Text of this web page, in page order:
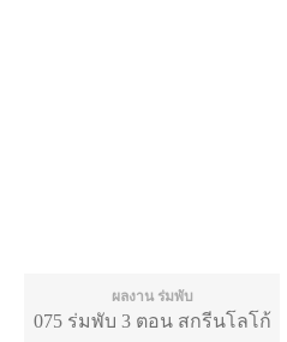
ผลงาน ร่มพับ
075 ร่มพับ 3 ตอน สกรีนโลโก้